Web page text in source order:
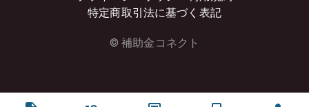
特定商取引法に基づく表記
© 補助金コネクト